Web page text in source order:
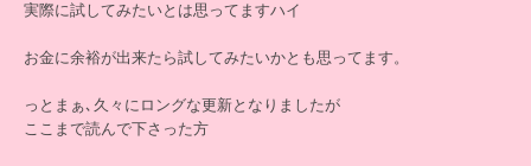
実際に試してみたいとは思ってますハイ
お金に余裕が出来たら試してみたいかとも思ってます。
っとまぁ､久々にロングな更新となりましたが
ここまで読んで下さった方